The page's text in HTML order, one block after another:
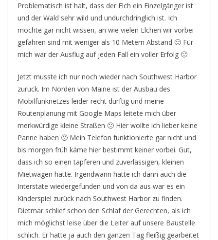
Problematisch ist halt, dass der Elch ein Einzelgänger ist
und der Wald sehr wild und undurchdringlich ist. Ich
möchte gar nicht wissen, an wie vielen Elchen wir vorbei
gefahren sind mit weniger als 10 Metern Abstand 🙂 Für
mich war der Ausflug auf jeden Fall ein voller Erfolg 🙂
Jetzt musste ich nur noch wieder nach Southwest Harbor
zurück. Im Norden von Maine ist der Ausbau des
Mobilfunknetzes leider recht dürftig und meine
Routenplanung mit Google Maps leitete mich über
merkwürdige kleine Straßen 🙁 Hier wollte ich lieber keine
Panne haben 🙁 Mein Telefon funktionierte gar nicht und
bis morgen früh käme hier bestimmt keiner vorbei. Gut,
dass ich so einen tapferen und zuverlässigen, kleinen
Mietwagen hatte. Irgendwann hatte ich dann auch die
Interstate wiedergefunden und von da aus war es ein
Kinderspiel zurück nach Southwest Harbor zu finden.
Dietmar schlief schon den Schlaf der Gerechten, als ich
mich möglichst leise über die Leiter auf unsere Baustelle
schlich. Er hatte ja auch den ganzen Tag fleißig gearbeitet